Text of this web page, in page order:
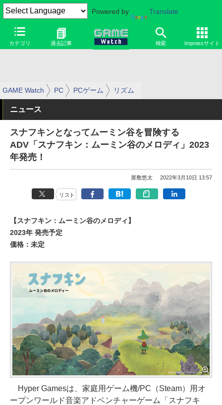
Powered by Translate
カテゴリ 過去記事 検索 Impressサイト
GAME Watch PC PCゲーム リズム
ニュース
スナフキンとなってムーミン谷を冒険する
ADV「スナフキン：ムーミン谷のメロディ」2023
年発売！
屋敷悠太 2022年3月10日 13:57
リスト
【スナフキン：ムーミン谷のメロディ】
2023年 発売予定
価格：未定
Hyper Gamesは、家庭用ゲーム機/PC（Steam）用オ
ープンワールド音楽アドベンチャーゲーム「スナフキ